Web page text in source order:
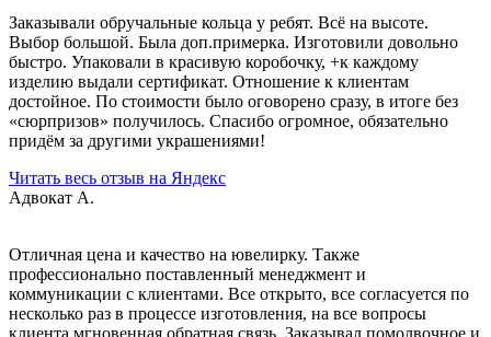
Заказывали обручальные кольца у ребят. Всё на высоте.
Выбор большой. Была доп.примерка. Изготовили довольно
быстро. Упаковали в красивую коробочку, +к каждому
изделию выдали сертификат. Отношение к клиентам
достойное. По стоимости было оговорено сразу, в итоге без
«сюрпризов» получилось. Спасибо огромное, обязательно
придём за другими украшениями!
Читать весь отзыв на Яндекс
Адвокат А.
Отличная цена и качество на ювелирку. Также
профессионально поставленный менеджмент и
коммуникации с клиентами. Все открыто, все согласуется по
несколько раз в процессе изготовления, на все вопросы